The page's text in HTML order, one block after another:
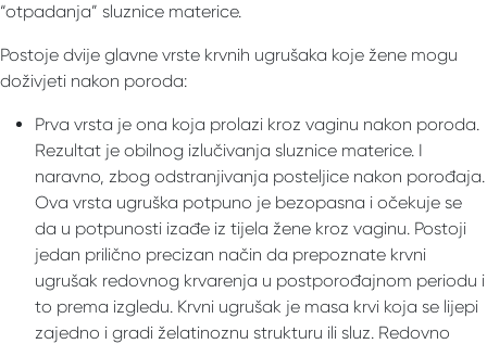
“otpadanja” sluznice materice.
Postoje dvije glavne vrste krvnih ugrušaka koje žene mogu
doživjeti nakon poroda:
Prva vrsta je ona koja prolazi kroz vaginu nakon poroda.
Rezultat je obilnog izlučivanja sluznice materice. I
naravno, zbog odstranjivanja posteljice nakon porođaja.
Ova vrsta ugruška potpuno je bezopasna i očekuje se
da u potpunosti izađe iz tijela žene kroz vaginu. Postoji
jedan prilično precizan način da prepoznate krvni
ugrušak redovnog krvarenja u postporođajnom periodu i
to prema izgledu. Krvni ugrušak je masa krvi koja se lijepi
zajedno i gradi želatinoznu strukturu ili sluz. Redovno